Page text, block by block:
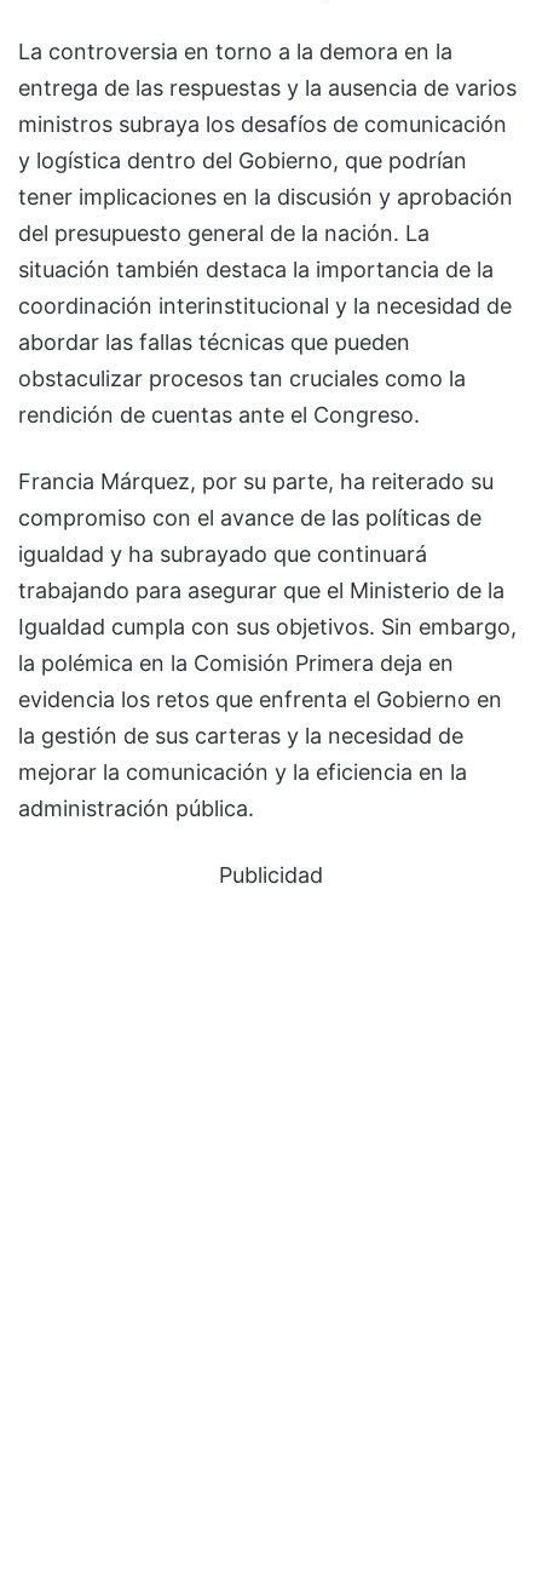
La controversia en torno a la demora en la
entrega de las respuestas y la ausencia de varios
ministros subraya los desafíos de comunicación
y logística dentro del Gobierno, que podrían
tener implicaciones en la discusión y aprobación
del presupuesto general de la nación. La
situación también destaca la importancia de la
coordinación interinstitucional y la necesidad de
abordar las fallas técnicas que pueden
obstaculizar procesos tan cruciales como la
rendición de cuentas ante el Congreso.
Francia Márquez, por su parte, ha reiterado su
compromiso con el avance de las políticas de
igualdad y ha subrayado que continuará
trabajando para asegurar que el Ministerio de la
Igualdad cumpla con sus objetivos. Sin embargo,
la polémica en la Comisión Primera deja en
evidencia los retos que enfrenta el Gobierno en
la gestión de sus carteras y la necesidad de
mejorar la comunicación y la eficiencia en la
administración pública.
Publicidad